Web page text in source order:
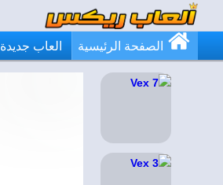
الصفحة الرئيسية العاب جديدة